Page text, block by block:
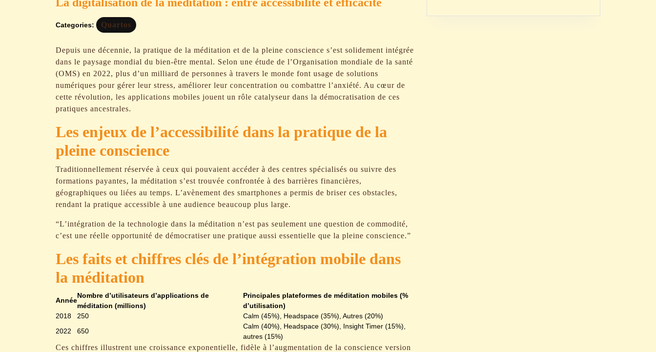
Categories: Quartos
Depuis une décennie, la pratique de la méditation et de la pleine conscience s’est solidement intégrée
dans le paysage mondial du bien-être mental. Selon une étude de l’Organisation mondiale de la santé
(OMS) en 2022, plus d’un milliard de personnes à travers le monde font usage de solutions
numériques pour gérer leur stress, améliorer leur concentration ou combattre l’anxiété. Au cœur de
cette révolution, les applications mobiles jouent un rôle catalyseur dans la démocratisation de ces
pratiques ancestrales.
Les enjeux de l’accessibilité dans la pratique de la
pleine conscience
Traditionnellement réservée à ceux qui pouvaient accéder à des centres spécialisés ou suivre des
formations payantes, la méditation s’est trouvée confrontée à des barrières financières,
géographiques ou liées au temps. L’avènement des smartphones a permis de briser ces obstacles,
rendant la pratique accessible à une audience beaucoup plus large.
“L’intégration de la technologie dans la méditation n’est pas seulement une question de commodité,
c’est une réelle opportunité de démocratiser une pratique aussi essentielle que la pleine conscience.”
Les faits et chiffres clés de l’intégration mobile dans
la méditation
Année
Nombre d’utilisateurs d’applications de
méditation (millions)
Principales plateformes de méditation mobiles (%
d’utilisation)
2018
250
Calm (45%), Headspace (35%), Autres (20%)
2022
650
Calm (40%), Headspace (30%), Insight Timer (15%),
autres (15%)
Ces chiffres illustrent une croissance exponentielle, fidèle à l’augmentation de la conscience version